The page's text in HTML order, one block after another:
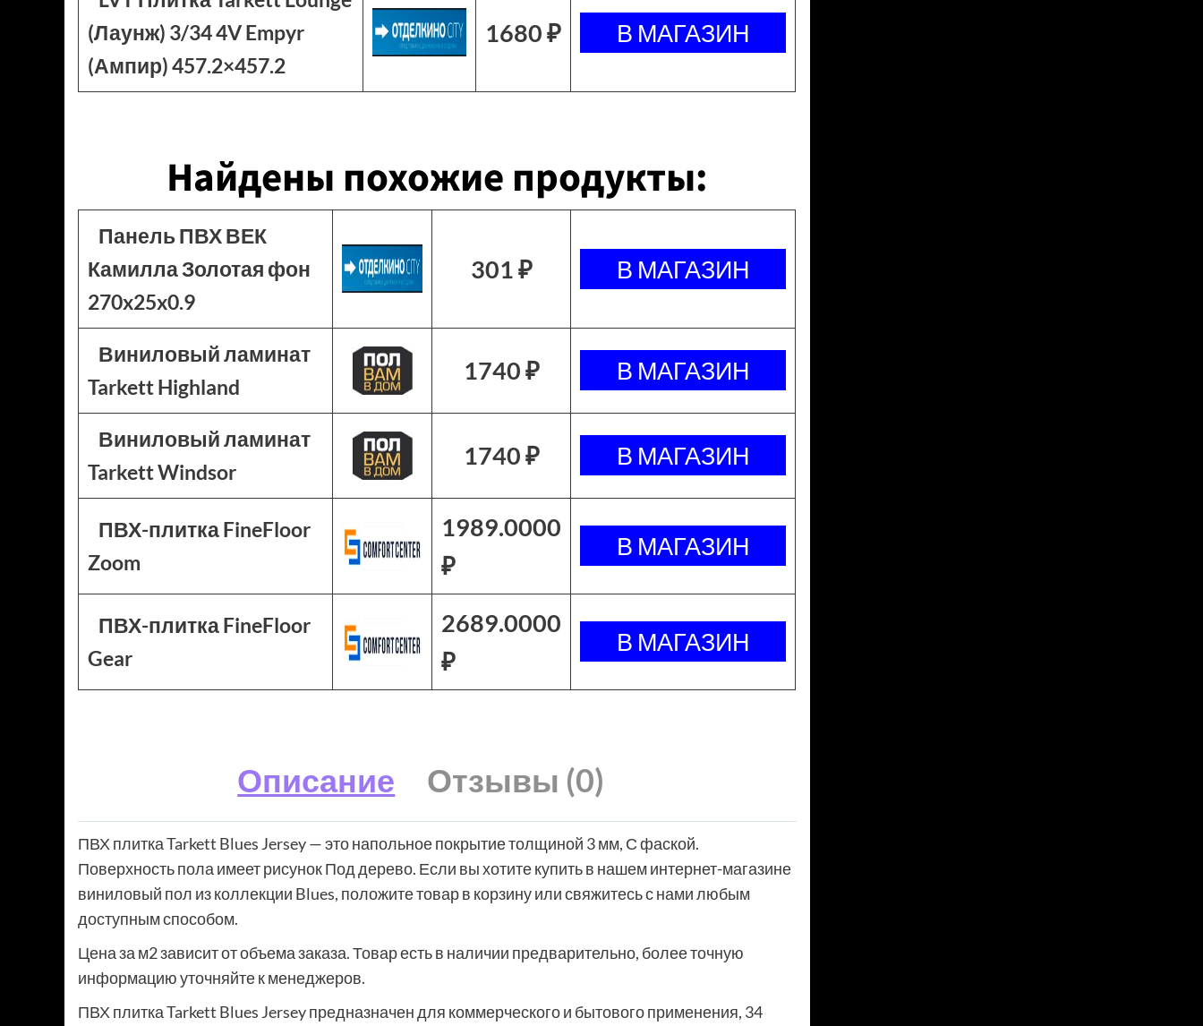
(Лаунж) 3/34 4V Empyr
(Ампир) 457.2×457.2
1680 ₽
Найдены похожие продукты:
Панель ПВХ ВЕК
Камилла Золотая фон
270x25x0.9
301 ₽
Виниловый ламинат
Tarkett Highland
1740 ₽
Виниловый ламинат
Tarkett Windsor
1740 ₽
ПВХ-плитка FineFloor
Zoom
1989.0000
₽
ПВХ-плитка FineFloor
Gear
2689.0000
₽
Описание Отзывы (0)
ПВХ плитка Tarkett Blues Jersey — это напольное покрытие толщиной 3 мм, С фаской.
Поверхность пола имеет рисунок Под дерево. Если вы хотите купить в нашем интернет-магазине
виниловый пол из коллекции Blues, положите товар в корзину или свяжитесь с нами любым
доступным способом.
Цена за м2 зависит от объема заказа. Товар есть в наличии предварительно, более точную
информацию уточняйте к менеджеров.
ПВХ плитка Tarkett Blues Jersey предназначен для коммерческого и бытового применения, 34